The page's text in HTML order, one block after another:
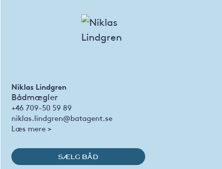
Niklas Lindgren
Bådmægler
+46 709-50 59 89
niklas.lindgren@batagent.se
Læs mere >
SÆLG BÅD